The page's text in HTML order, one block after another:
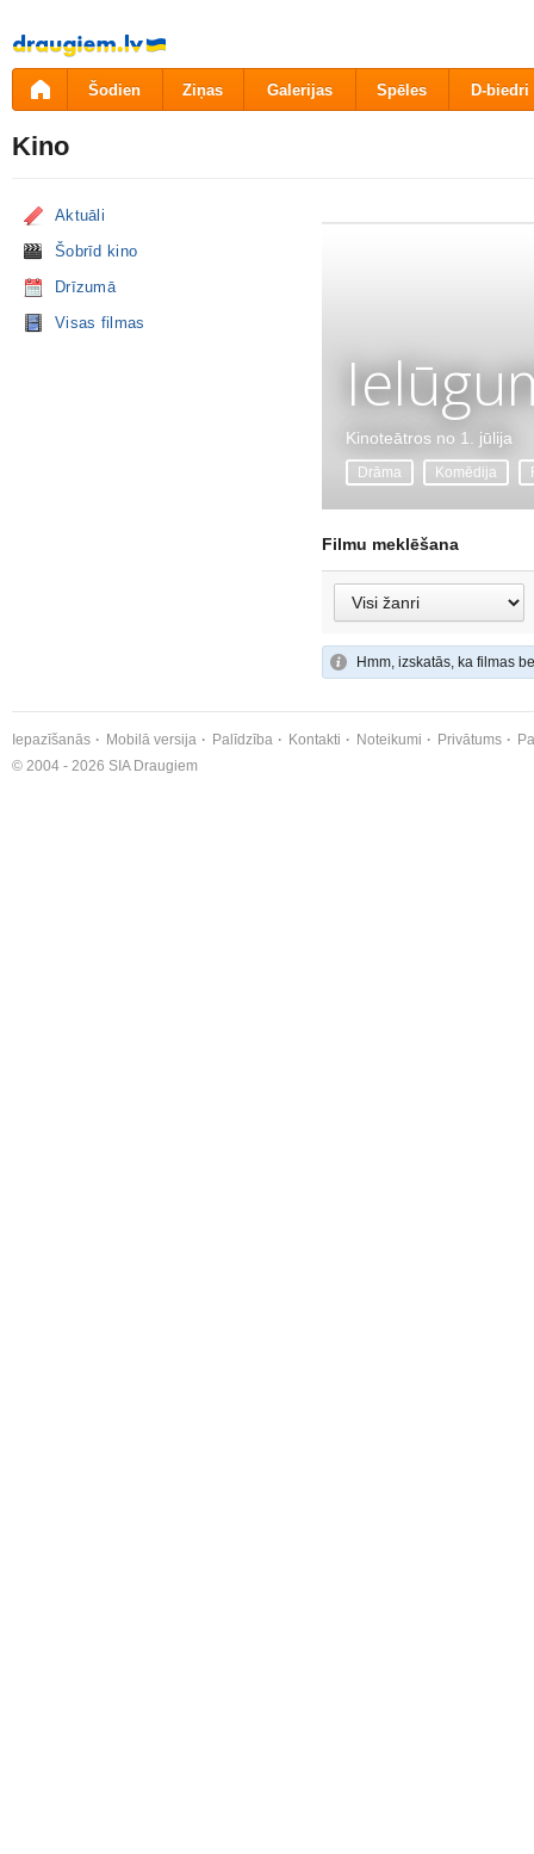
Pāriet
uz
saturu
Šodien Ziņas Galerijas Spēles D-biedri
Kino
Aktuāli
Šobrīd kino
Drīzumā
Visas filmas
Kinoteātros no 1. jūlija
Drāma Komēdija
Filmu meklēšana
Hmm, izskatās, ka filmas
Iepazīšanās Mobilā versija Palīdzība Kontakti Noteikumi Privātums
© 2004 - 2026 SIA Draugiem